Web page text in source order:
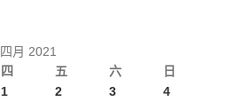
四月 2021
四 五 六 日
1 2 3
4